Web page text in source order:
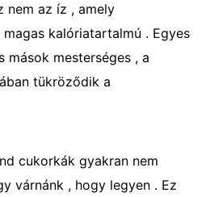
nem az íz , amely
kalóriatartalmú . Egyes
mások mesterséges , a
tükröződik a
cukorkák gyakran nem
várnánk , hogy legyen . Ez